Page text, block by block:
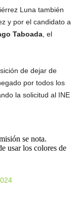
Luna también
y por el candidato a
Taboada, el
de dejar de
por todos los
la solicitud al INE
se nota.
usar los colores de